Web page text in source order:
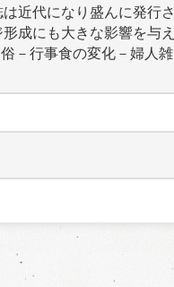
近代になり盛んに発行さ
成にも大きな影響を与え
－行事食の変化－婦人雑